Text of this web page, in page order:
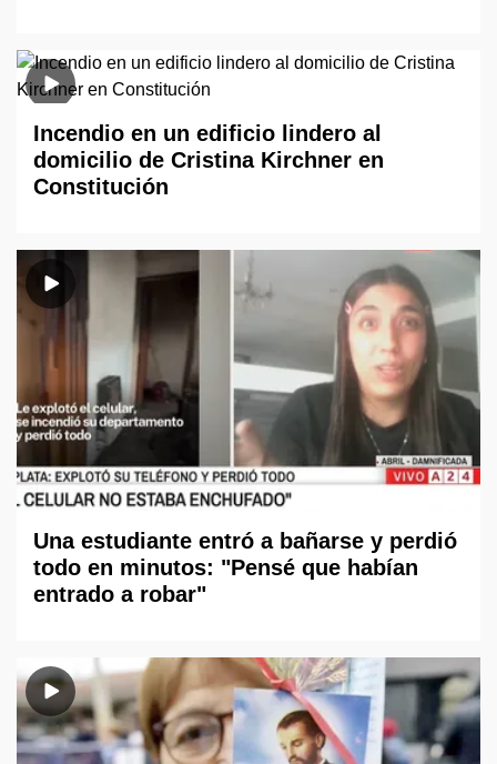
Incendio en un edificio lindero al
domicilio de Cristina Kirchner en
Constitución
Una estudiante entró a bañarse y perdió
todo en minutos: "Pensé que habían
entrado a robar"